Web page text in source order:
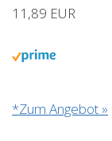
11,89 EUR
*Zum Angebot »